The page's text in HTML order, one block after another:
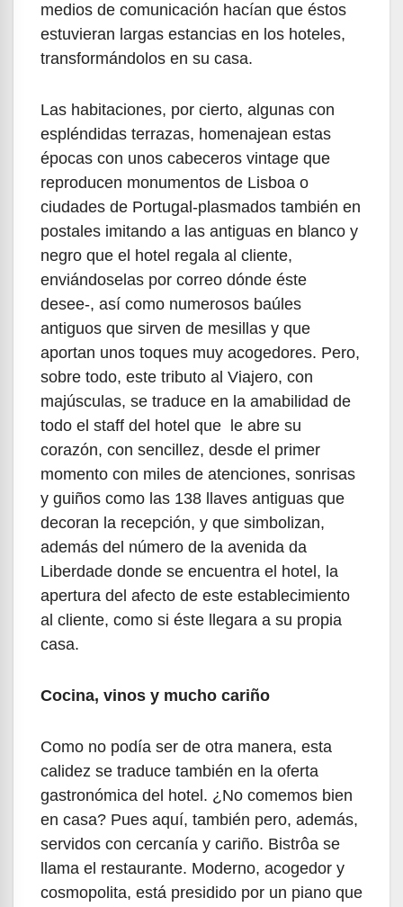
medios de comunicación hacían que éstos
estuvieran largas estancias en los hoteles,
transformándolos en su casa.
Las habitaciones, por cierto, algunas con
espléndidas terrazas, homenajean estas
épocas con unos cabeceros vintage que
reproducen monumentos de Lisboa o
ciudades de Portugal-plasmados también en
postales imitando a las antiguas en blanco y
negro que el hotel regala al cliente,
enviándoselas por correo dónde éste
desee-, así como numerosos baúles
antiguos que sirven de mesillas y que
aportan unos toques muy acogedores. Pero,
sobre todo, este tributo al Viajero, con
majúsculas, se traduce en la amabilidad de
todo el staff del hotel que le abre su
corazón, con sencillez, desde el primer
momento con miles de atenciones, sonrisas
y guiños como las 138 llaves antiguas que
decoran la recepción, y que simbolizan,
además del número de la avenida da
Liberdade donde se encuentra el hotel, la
apertura del afecto de este establecimiento
al cliente, como si éste llegara a su propia
casa.
Cocina, vinos y mucho cariño
Como no podía ser de otra manera, esta
calidez se traduce también en la oferta
gastronómica del hotel. ¿No comemos bien
en casa? Pues aquí, también pero, además,
servidos con cercanía y cariño. Bistrôa se
llama el restaurante. Moderno, acogedor y
cosmopolita, está presidido por un piano que